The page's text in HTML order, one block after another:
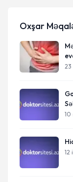
Oxşar
23
10
12